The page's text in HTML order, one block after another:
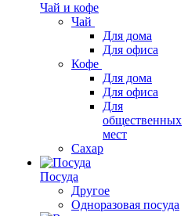
Чай и кофе
Чай
Для дома
Для офиса
Кофе
Для дома
Для офиса
Для
общественных
мест
Сахар
Посуда
Другое
Одноразовая посуда